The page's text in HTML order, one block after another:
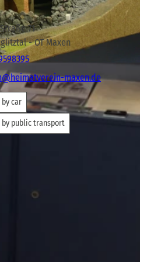
71
- OT Maxen
maxen.de
car
by public transport